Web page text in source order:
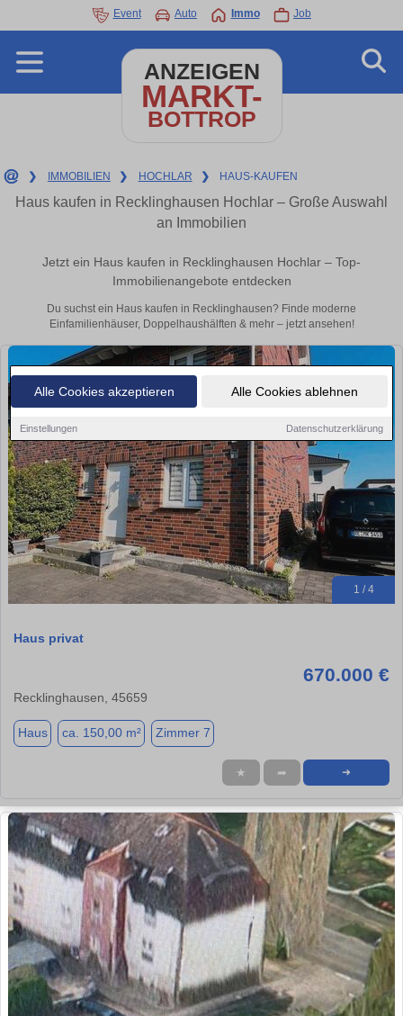
Alle Cookies akzeptieren Alle Cookies ablehnen
Einstellungen Datenschutzerklärung
Event Auto Immo Job
ANZEIGEN
MARKT-
BOTTROP
❯ IMMOBILIEN ❯ HOCHLAR ❯ HAUS-KAUFEN
Haus kaufen in Recklinghausen Hochlar – Große Auswahl
an Immobilien
Jetzt ein Haus kaufen in Recklinghausen Hochlar – Top-
Immobilienangebote entdecken
Du suchst ein Haus kaufen in Recklinghausen? Finde moderne
Einfamilienhäuser, Doppelhaushälften & mehr – jetzt ansehen!
1 / 4
Haus privat
670.000 €
Recklinghausen, 45659
Haus ca. 150,00 m² Zimmer 7
★ ➦ ➜